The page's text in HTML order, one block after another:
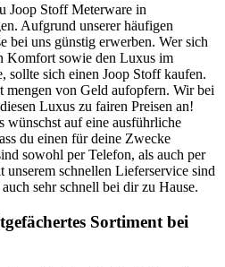
Joop Stoff Meterware in
Aufgrund unserer häufigen
bei uns günstig erwerben. Wer sich
Komfort sowie den Luxus im
sollte sich einen Joop Stoff kaufen.
mengen von Geld aufopfern. Wir bei
Luxus zu fairen Preisen an!
wünschst auf eine ausführliche
du einen für deine Zwecke
sowohl per Telefon, als auch per
schnellen Lieferservice sind
sehr schnell bei dir zu Hause.
Sortiment bei